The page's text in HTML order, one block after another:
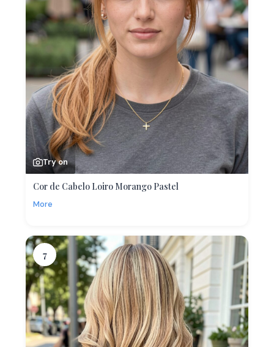
Try on
Cor de Cabelo Loiro Morango Pastel
More
7